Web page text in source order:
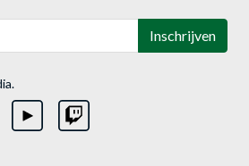
Inschrijven